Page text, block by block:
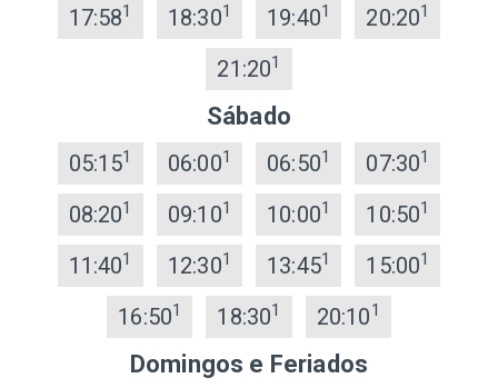
17:581 18:301 19:401 20:201
21:201
Sábado
05:151 06:001 06:501 07:301
08:201 09:101 10:001 10:501
11:401 12:301 13:451 15:001
16:501 18:301 20:101
Domingos e Feriados